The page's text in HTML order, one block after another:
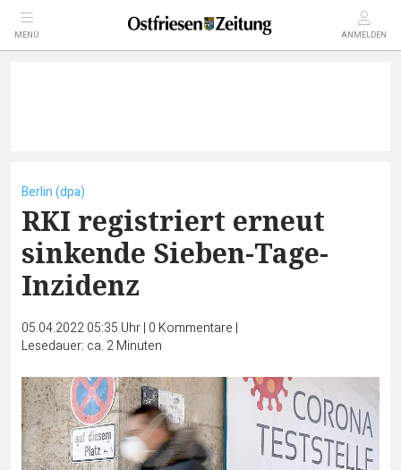
MENÜ ANMELDEN
Berlin (dpa)
RKI registriert erneut
sinkende Sieben-Tage-
Inzidenz
05.04.2022 05:35 Uhr| 0 Kommentare |
Lesedauer: ca. 2 Minuten